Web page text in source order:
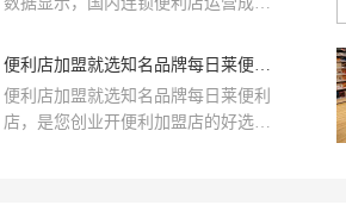
紧随其后。对超市老板而言，当前线
觉、营销靠跟风、顾客留不住。
便利店加盟就选知名品牌每日莱便利店
便利店加盟就选知名品牌每日莱便利
店，是您创业开便利加盟店的好选